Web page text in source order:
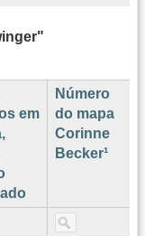
em
Número
do mapa
Corinne
Becker¹